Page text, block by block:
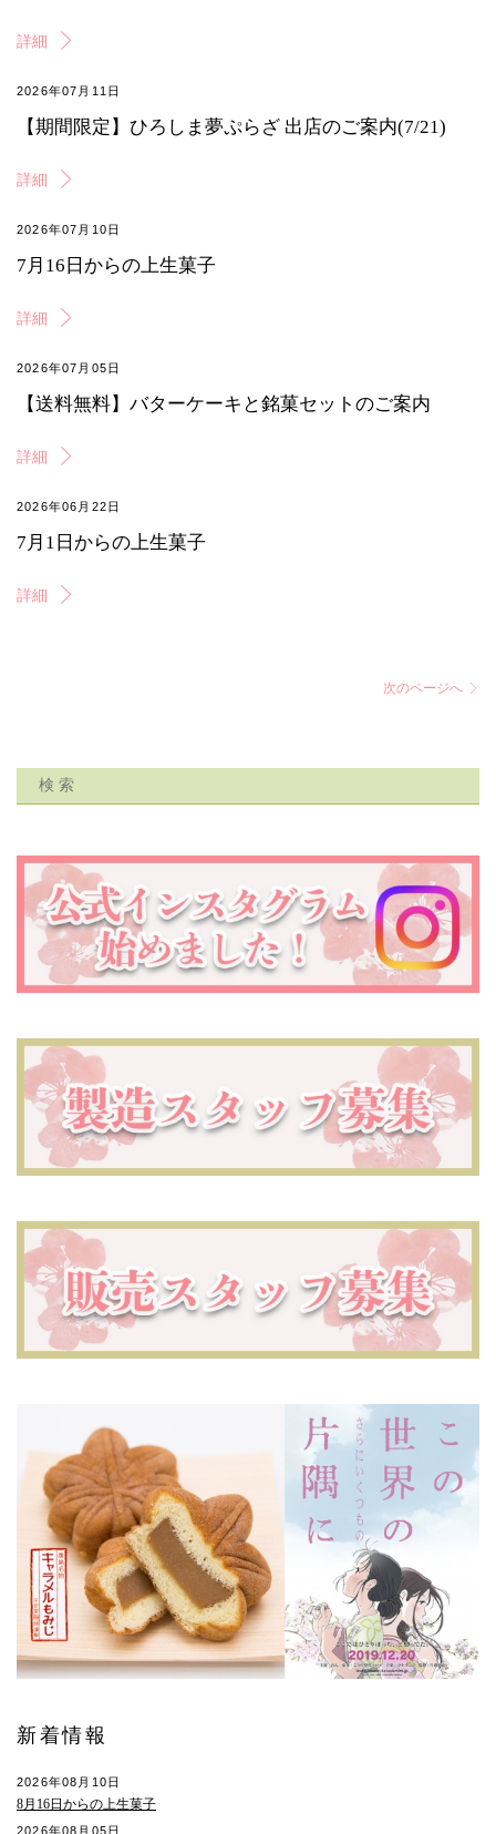
詳細
2026年07月11日
【期間限定】ひろしま夢ぷらざ 出店のご案内(7/21)
詳細
2026年07月10日
7月16日からの上生菓子
詳細
2026年07月05日
【送料無料】バターケーキと銘菓セットのご案内
詳細
2026年06月22日
7月1日からの上生菓子
詳細
次のページへ
新着情報
2026年08月10日
8月16日からの上生菓子
2026年08月05日